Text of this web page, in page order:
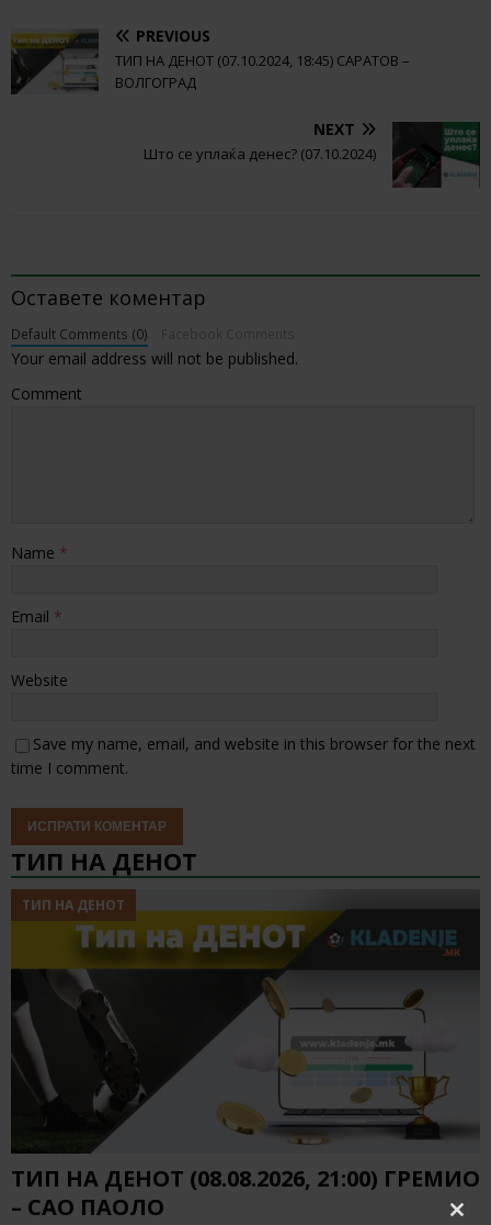
PREVIOUS
ТИП НА ДЕНОТ (07.10.2024, 18:45) САРАТОВ –
ВОЛГОГРАД
NEXT
Што се уплаќа денес? (07.10.2024)
Оставете коментар
Default Comments (0)
Your email address will not be published.
Comment
Name *
Email *
Website
Save my name, email, and website in this browser for the next
time I comment.
ТИП НА ДЕНОТ
ТИП НА ДЕНОТ
ТИП НА ДЕНОТ (08.08.2026, 21:00) ГРЕМИО
– САО ПАОЛО